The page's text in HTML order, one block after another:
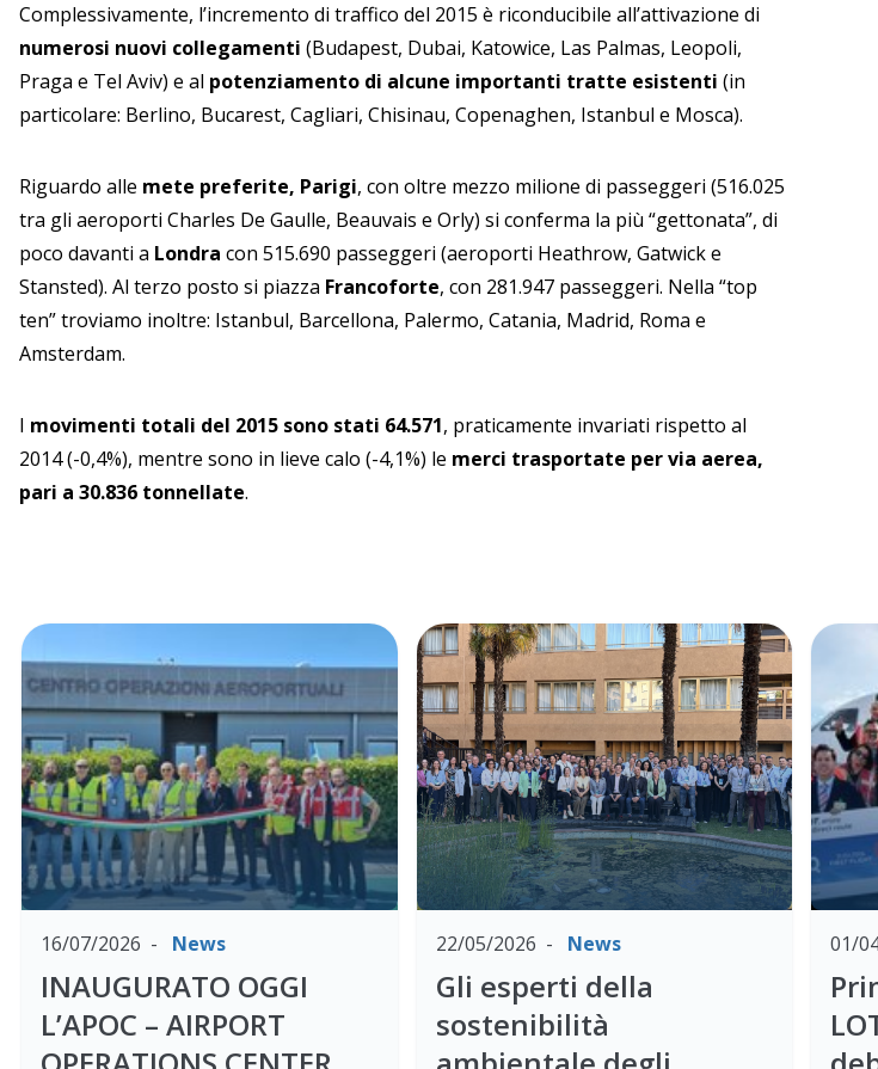
Complessivamente, l’incremento di traffico del 2015 è riconducibile all’attivazione di
numerosi nuovi collegamenti (Budapest, Dubai, Katowice, Las Palmas, Leopoli,
Praga e Tel Aviv) e al potenziamento di alcune importanti tratte esistenti (in
particolare: Berlino, Bucarest, Cagliari, Chisinau, Copenaghen, Istanbul e Mosca).
Riguardo alle mete preferite, Parigi, con oltre mezzo milione di passeggeri (516.025
tra gli aeroporti Charles De Gaulle, Beauvais e Orly) si conferma la più “gettonata”, di
poco davanti a Londra con 515.690 passeggeri (aeroporti Heathrow, Gatwick e
Stansted). Al terzo posto si piazza Francoforte, con 281.947 passeggeri. Nella “top
ten” troviamo inoltre: Istanbul, Barcellona, Palermo, Catania, Madrid, Roma e
Amsterdam.
I movimenti totali del 2015 sono stati 64.571, praticamente invariati rispetto al
2014 (-0,4%), mentre sono in lieve calo (-4,1%) le merci trasportate per via aerea,
pari a 30.836 tonnellate.
16/07/2026 News
INAUGURATO OGGI
L’APOC – AIRPORT
22/05/2026 News
Gli esperti della
sostenibilità
01/